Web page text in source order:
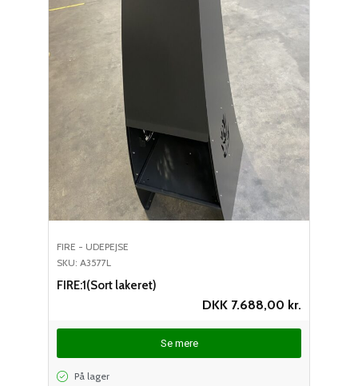
FIRE - UDEPEJSE
SKU: A3577L
FIRE:1(Sort lakeret)
DKK 7.688,00 kr.
Se mere
På lager